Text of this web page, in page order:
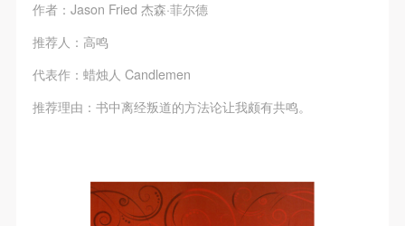
作者：Jason Fried 杰森·菲尔德
推荐人：高鸣
代表作：蜡烛人 Candlemen
推荐理由：书中离经叛道的方法论让我颇有共鸣。